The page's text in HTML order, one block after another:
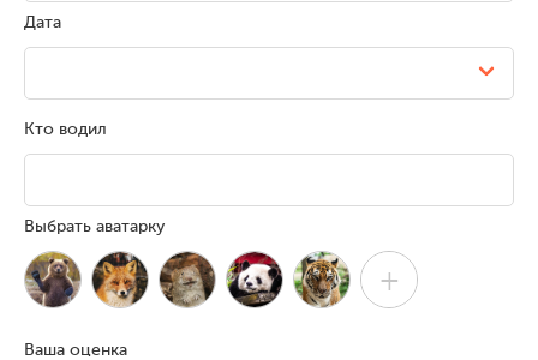
Дата
Кто водил
Выбрать аватарку
+
Ваша оценка